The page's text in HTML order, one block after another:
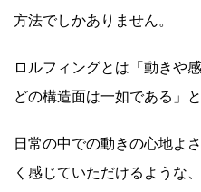
方法でしかありません。
ロルフィングとは「動きや
どの構造面は一如である」
日常の中での動きの心地よ
く感じていただけるような